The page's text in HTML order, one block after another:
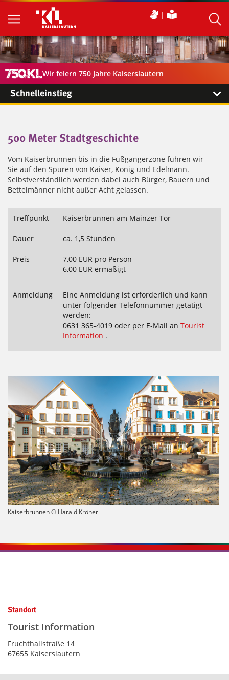
Wir feiern 750 Jahre Kaiserslautern
Schnelleinstieg
500 Meter Stadtgeschichte
Vom Kaiserbrunnen bis in die Fußgängerzone führen wir
Sie auf den Spuren von Kaiser, König und Edelmann.
Selbstverständlich werden dabei auch Bürger, Bauern und
Bettelmänner nicht außer Acht gelassen.
Treffpunkt Kaiserbrunnen am Mainzer Tor
Dauer ca. 1,5 Stunden
Preis
7,00 EUR pro Person
6,00 EUR ermäßigt
Anmeldung
Eine Anmeldung ist erforderlich und kann
unter folgender Telefonnummer getätigt
werden:
0631 365-4019 oder per E-Mail an Tourist
Information .
Kaiserbrunnen © Harald Kröher
Standort
Tourist Information
Fruchthallstraße 14
67655 Kaiserslautern